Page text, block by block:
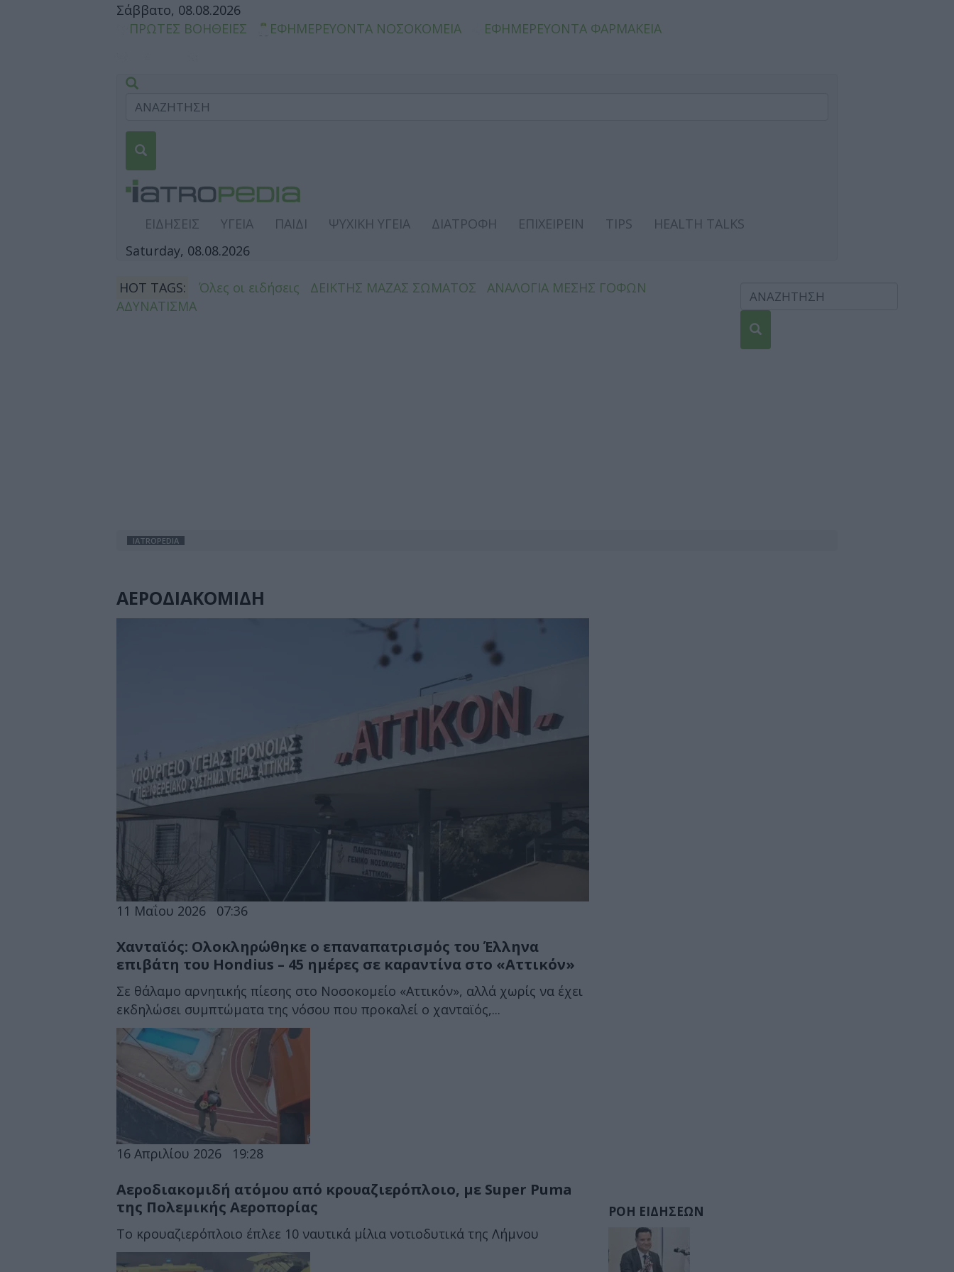
Σάββατο, 08.08.2026
ΠΡΩΤΕΣ ΒΟΗΘΕΙΕΣ
ΕΦΗΜΕΡΕΥΟΝΤΑ ΝΟΣΟΚΟΜΕΙΑ ΕΦΗΜΕΡΕΥΟΝΤΑ ΦΑΡΜΑΚΕΙΑ
ΕΙΔΗΣΕΙΣ ΥΓΕΙΑ ΠΑΙΔΙ ΨΥΧΙΚΗ ΥΓΕΙΑ ΔΙΑΤΡΟΦΗ ΕΠΙΧΕΙΡΕΙΝ TIPS
HEALTH TALKS
Saturday, 08.08.2026
HOT TAGS: Όλες οι ειδήσεις ΔΕΙΚΤΗΣ ΜΑΖΑΣ ΣΩΜΑΤΟΣ
ΑΝΑΛΟΓΙΑ ΜΕΣΗΣ ΓΟΦΩΝ
ΑΔΥΝΑΤΙΣΜΑ
IATROPEDIA
ΑΕΡΟΔΙΑΚΟΜΙΔΗ
11 Μαΐου 2026 07:36
Χανταϊός: Ολοκληρώθηκε ο επαναπατρισμός του Έλληνα
επιβάτη του Hondius – 45 ημέρες σε καραντίνα στο «Αττικόν»
Σε θάλαμο αρνητικής πίεσης στο Νοσοκομείο «Αττικόν», αλλά χωρίς να έχει
εκδηλώσει συμπτώματα της νόσου που προκαλεί ο χανταϊός,...
16 Απριλίου 2026 19:28
Αεροδιακομιδή ατόμου από κρουαζιερόπλοιο, με Super Puma
της Πολεμικής Αεροπορίας
Το κρουαζιερόπλοιο έπλεε 10 ναυτικά μίλια νοτιοδυτικά της Λήμνου
ΡΟΗ ΕΙΔΗΣΕΩΝ